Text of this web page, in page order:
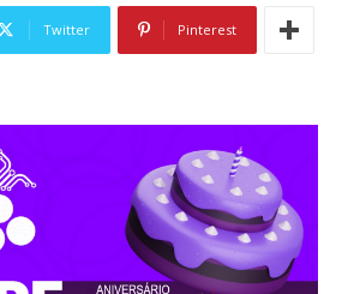
Twitter Pinterest